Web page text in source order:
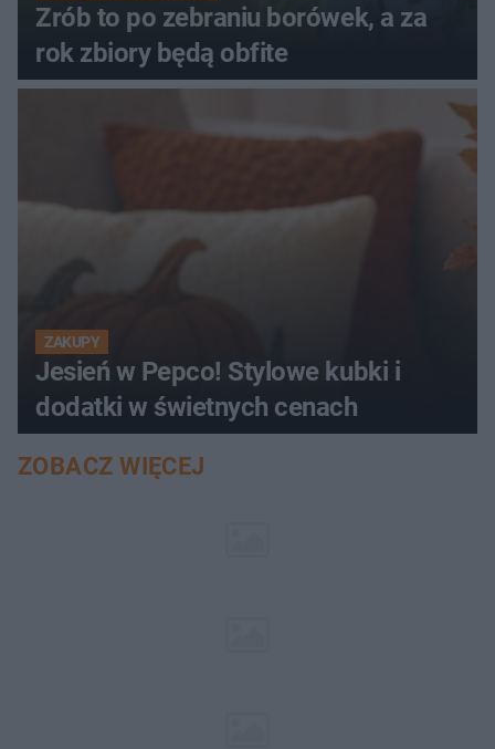
Zrób to po zebraniu borówek, a za
rok zbiory będą obfite
ZAKUPY
Jesień w Pepco! Stylowe kubki i
dodatki w świetnych cenach
ZOBACZ WIĘCEJ